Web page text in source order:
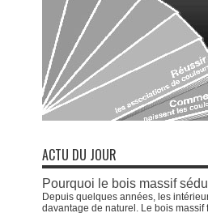
ACTU DU JOUR
Pourquoi le bois massif
Depuis quelques années, les
davantage de naturel. Le bois massif